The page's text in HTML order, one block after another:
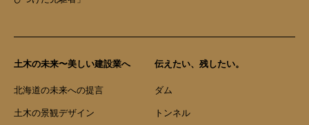
土木の未来〜美しい建設業へ
北海道の未来への提言
土木の景観デザイン
伝えたい、残したい。
ダム
トンネル